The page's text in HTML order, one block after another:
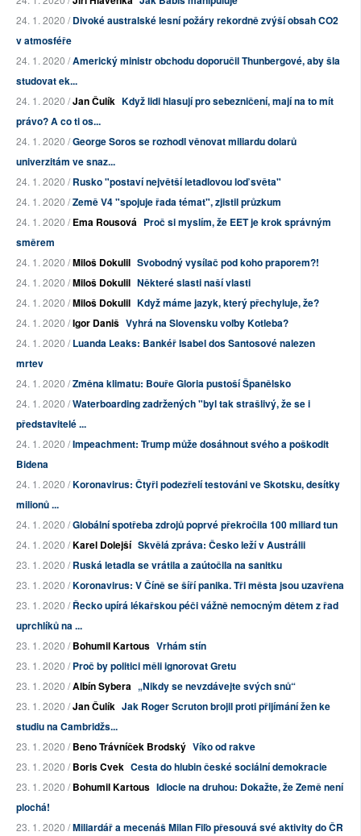
24. 1. 2020 /Divoké australské lesní požáry rekordně zvýší obsah CO2
v atmosféře
24. 1. 2020 /Americký ministr obchodu doporučil Thunbergové, aby šla
studovat ek...
24. 1. 2020 /Jan Čulík Když lidi hlasují pro sebezničení, mají na to mít
právo? A co ti os...
24. 1. 2020 /George Soros se rozhodl věnovat miliardu dolarů
univerzitám ve snaz...
24. 1. 2020 /Rusko "postaví největší letadlovou loď světa"
24. 1. 2020 /Země V4 "spojuje řada témat", zjistil průzkum
24. 1. 2020 /Ema Rousová Proč si myslím, že EET je krok správným
směrem
24. 1. 2020 /Miloš Dokulil Svobodný vysílač pod koho praporem?!
24. 1. 2020 /Miloš Dokulil Některé slasti naší vlasti
24. 1. 2020 /Miloš Dokulil Když máme jazyk, který přechyluje, že?
24. 1. 2020 /Igor Daniš Vyhrá na Slovensku voľby Kotleba?
24. 1. 2020 /Luanda Leaks: Bankéř Isabel dos Santosové nalezen
mrtev
24. 1. 2020 /Změna klimatu: Bouře Gloria pustoší Španělsko
24. 1. 2020 /Waterboarding zadržených "byl tak strašlivý, že se i
představitelé ...
24. 1. 2020 /Impeachment: Trump může dosáhnout svého a poškodit
Bidena
24. 1. 2020 /Koronavirus: Čtyři podezřelí testováni ve Skotsku, desítky
milionů ...
24. 1. 2020 /Globální spotřeba zdrojů poprvé překročila 100 miliard tun
24. 1. 2020 /Karel Dolejší Skvělá zpráva: Česko leží v Austrálii
23. 1. 2020 /Ruská letadla se vrátila a zaútočila na sanitku
23. 1. 2020 /Koronavirus: V Číně se šíří panika. Tři města jsou uzavřena
23. 1. 2020 /Řecko upírá lékařskou péči vážně nemocným dětem z řad
uprchlíků na ...
23. 1. 2020 /Bohumil Kartous Vrhám stín
23. 1. 2020 /Proč by politici měli ignorovat Gretu
23. 1. 2020 /Albín Sybera „Nikdy se nevzdávejte svých snů“
23. 1. 2020 /Jan Čulík Jak Roger Scruton brojil proti přijímání žen ke
studiu na Cambridžs...
23. 1. 2020 /Beno Trávníček Brodský Víko od rakve
23. 1. 2020 /Boris Cvek Cesta do hlubin české sociální demokracie
23. 1. 2020 /Bohumil Kartous Idiocie na druhou: Dokažte, že Země není
plochá!
23. 1. 2020 /Miliardář a mecenáš Milan Fiľo přesouvá své aktivity do ČR